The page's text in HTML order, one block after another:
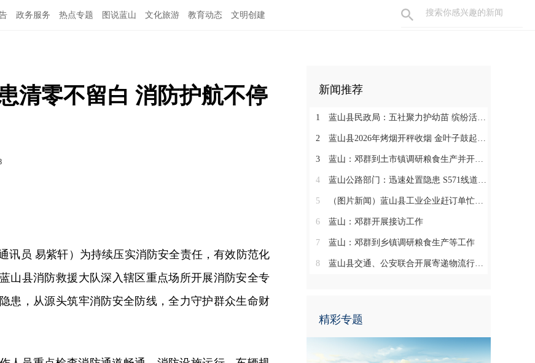
政务服务 热点专题 图说蓝山 文化旅游 教育动态 文明创建
清零不留白 消防护航不停
通讯员 易紫轩）为持续压实消防安全责任，有效防范化
山县消防救援大队深入辖区重点场所开展消防安全专
患，从源头筑牢消防安全防线，全力守护群众生命财
新闻推荐
1 蓝山县民政局：五社聚力护幼苗 缤纷活动暖暑期
2 蓝山县2026年烤烟开秤收烟 金叶子鼓起烟农钱袋子
3 蓝山：邓群到土市镇调研粮食生产并开展联村解忧“四个一批”工作
4 蓝山公路部门：迅速处置隐患 S571线道路抢修有序推进
5 （图片新闻）蓝山县工业企业赶订单忙生产
6 蓝山：邓群开展接访工作
7 蓝山：邓群到乡镇调研粮食生产等工作
8 蓝山县交通、公安联合开展寄递物流行业安全专项检查
精彩专题